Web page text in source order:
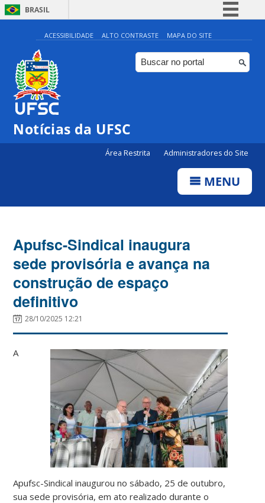
BRASIL
Simplifique!
Comunica BR
Participe
ACESSIBILIDADE ALTO CONTRASTE MAPA DO SITE
Notícias da UFSC
Área Restrita Administradores do Site
MENU
Apufsc-Sindical inaugura
sede provisória e avança na
construção de espaço
definitivo
28/10/2025 12:21
A
Apufsc-Sindical inaugurou no sábado, 25 de outubro,
sua sede provisória, em ato realizado durante o